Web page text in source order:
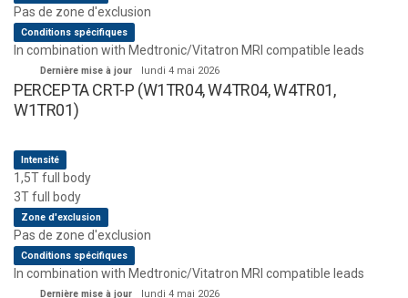
Pas de zone d'exclusion
Conditions spécifiques
In combination with Medtronic/Vitatron MRI compatible leads
Dernière mise à jour lundi 4 mai 2026
PERCEPTA CRT-P (W1TR04, W4TR04, W4TR01,
W1TR01)
Intensité
1,5T full body
3T full body
Zone d'exclusion
Pas de zone d'exclusion
Conditions spécifiques
In combination with Medtronic/Vitatron MRI compatible leads
Dernière mise à jour lundi 4 mai 2026